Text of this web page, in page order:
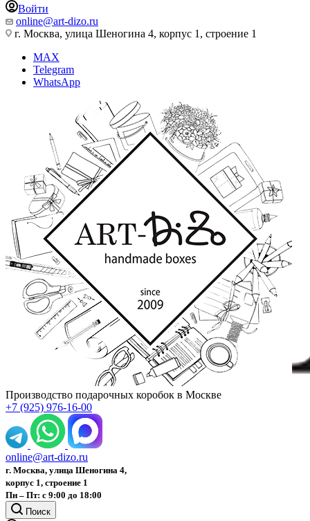
Войти
online@art-dizo.ru
г. Москва, улица Шеногина 4, корпус 1, строение 1
MAX
Telegram
WhatsApp
Производство подарочных коробок в Москве
+7 (925) 976-16-00
online@art-dizo.ru
г. Москва, улица Шеногина 4,
корпус 1, строение 1
Пн – Пт: с 9:00 до 18:00
Поиск